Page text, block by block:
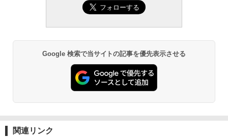
Google 検索で当サイトの記事を優先表示させる
関連リンク